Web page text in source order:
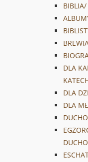
BIBLIA/
DLA
DLA
DLA